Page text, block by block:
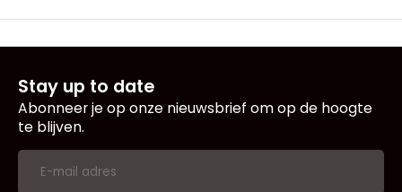
Stay up to date
Abonneer je op onze nieuwsbrief om op de hoogte
te blijven.